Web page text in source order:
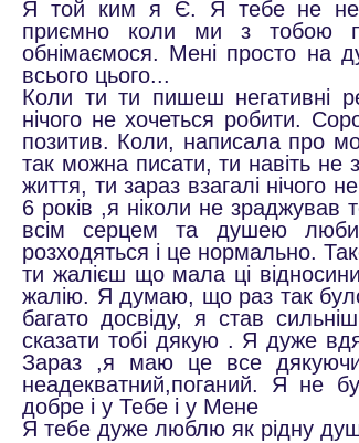
Я той ким я Є. Я тебе не
приємно коли ми з тобою
обнімаємося. Мені просто на
всього цього...
Коли ти ти пишеш негативні
нічого не хочеться робити.
позитив. Коли, написала про
так можна писати, ти навіть
життя, ти зараз взагалі нічого
6 років ,я ніколи не зраджував
всім серцем та душею
розходяться і це нормально.
ти жалієш що мала ці
жалію. Я думаю, що раз так
багато досвіду, я став
сказати тобі дякую . Я дуже
Зараз ,я маю це все
неадекватний,поганий. Я не
добре і у Тебе і у Мене
Я тебе дуже люблю як рідну